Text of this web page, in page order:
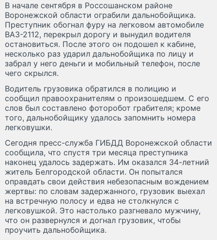
В начале сентября в Россошанском районе
Воронежской области ограбили дальнобойщика.
Преступник обогнал фуру на легковом автомобиле
ВАЗ-2112, перекрыл дорогу и вынудил водителя
остановиться. После этого он подошел к кабине,
несколько раз ударил дальнобойщика по лицу и
забрал у него деньги и мобильный телефон, после
чего скрылся.
Водитель грузовика обратился в полицию и
сообщил правоохранителям о произошедшем. С его
слов был составлено фоторобот грабителя; кроме
того, дальнобойщику удалось запомнить номера
легковушки.
Сегодня пресс-служба ГИБДД Воронежской области
сообщила, что спустя три месяца преступника
наконец удалось задержать. Им оказался 34-летний
житель Белгородской области. Он попытался
оправдать свои действия небезопасным вождением
жертвы: по словам задержанного, грузовик выехал
на встречную полосу и едва не столкнулся с
легковушкой. Это настолько разгневало мужчину,
что он развернулся и догнал грузовик, чтобы
проучить дальнобойщика.